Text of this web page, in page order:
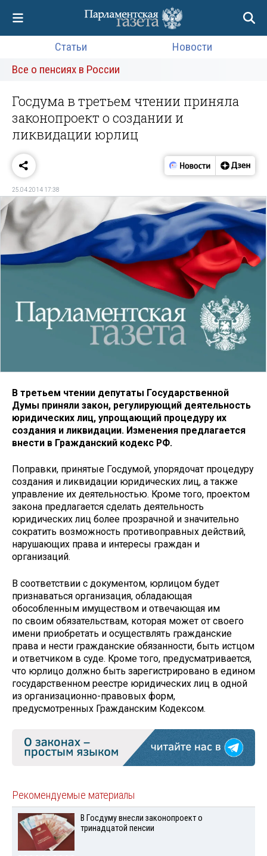
Статьи
Новости
Все о пенсиях в России
Госдума в третьем чтении приняла
законопроект о создании и
ликвидации юрлиц
25.04.2014 17:38
В третьем чтении депутаты Государственной
Думы приняли закон, регулирующий деятельность
юридических лиц, упрощающий процедуру их
создания и ликвидации. Изменения предлагается
внести в Гражданский кодекс РФ.
Поправки, принятые Госдумой, упорядочат процедуру
создания и ликвидации юридических лиц, а также
управление их деятельностью. Кроме того, проектом
закона предлагается сделать деятельность
юридических лиц более прозрачной и значительно
сократить возможность противоправных действий,
нарушающих права и интересы граждан и
организаций.
В соответствии с документом, юрлицом будет
признаваться организация, обладающая
обособленным имуществом и отвечающая им
по своим обязательствам, которая может от своего
имени приобретать и осуществлять гражданские
права и нести гражданские обязанности, быть истцом
и ответчиком в суде. Кроме того, предусматривается,
что юрлицо должно быть зарегистрировано в едином
государственном реестре юридических лиц в одной
из организационно-правовых форм,
предусмотренных Гражданским Кодексом.
Рекомендуемые материалы
В Госдуму внесли законопроект о
тринадцатой пенсии